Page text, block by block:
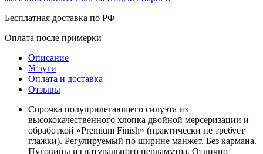
Бесплатная доставка по РФ
Оплата после примерки
Описание
Услуги
Оплата и доставка
Отзывы
Сорочка полуприлегающего силуэта из
высококачественного хлопка двойной мерсеризации и
обработкой «Premium Finish» (практически не требует
глажки). Регулируемый по ширине манжет. Без кармана.
Пуговицы из натурального перламутра. Отлично